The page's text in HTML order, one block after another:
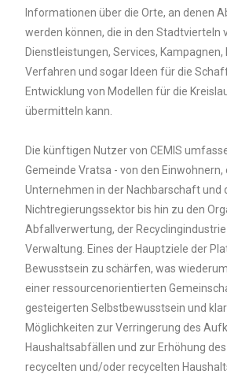
Informationen über die Orte, an denen
werden können, die in den Stadtvierteln
Dienstleistungen, Services,
Verfahren und sogar Ideen für die
Entwicklung von Modellen für die
übermitteln kann.
Die künftigen Nutzer von CEMIS
Gemeinde Vratsa - von den Einwohnern,
Unternehmen in der Nachbarschaft und
Nichtregierungssektor bis hin zu den
Abfallverwertung, der
Verwaltung. Eines der Hauptziele der
Bewusstsein zu schärfen, was
einer ressourcenorientierten
gesteigerten Selbstbewusstsein und
Möglichkeiten zur Verringerung des
Haushaltsabfällen und zur Erhöhung
recycelten und/oder recycelten